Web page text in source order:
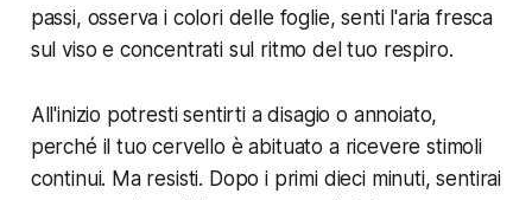
passi, osserva i colori delle foglie, senti l'aria fresca
sul viso e concentrati sul ritmo del tuo respiro.
All'inizio potresti sentirti a disagio o annoiato,
perché il tuo cervello è abituato a ricevere stimoli
continui. Ma resisti. Dopo i primi dieci minuti, sentirai